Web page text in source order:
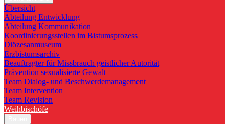
Übersicht
Abteilung Entwicklung
Abteilung Kommunikation
Koordinierungsstellen im Bistumsprozess
Diözesanmuseum
Erzbistumsarchiv
Beauftragter für Missbrauch geistlicher Autorität
Prävention sexualisierte Gewalt
Team Dialog- und Beschwerdemanagement
Team Intervention
Team Revision
Weihbischöfe